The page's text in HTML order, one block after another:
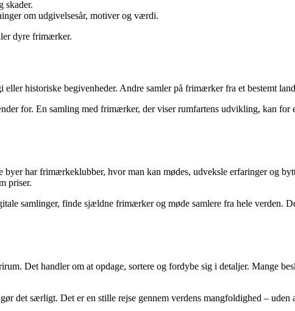
skader.
om udgivelsesår, motiver og værdi.
dyre frimærker.
historiske begivenheder. Andre samler på frimærker fra et bestemt
for. En samling med frimærker, der viser rumfartens udvikling, kan
har frimærkeklubber, hvor man kan mødes, udveksle erfaringer og
priser.
samlinger, finde sjældne frimærker og møde samlere fra hele verden.
Det handler om at opdage, sortere og fordybe sig i detaljer. Mange
det særligt. Det er en stille rejse gennem verdens mangfoldighed – uden